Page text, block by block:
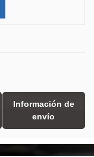
Información de
envío